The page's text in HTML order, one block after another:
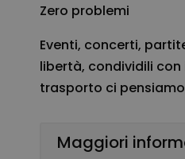
Zero problemi
Eventi, concerti,
libertà, condividili con
trasporto ci
Maggiori